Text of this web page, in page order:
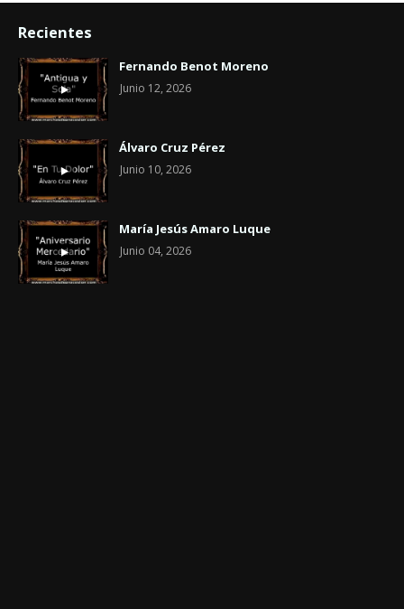
Recientes
Fernando Benot Moreno
Junio 12, 2026
Álvaro Cruz Pérez
Junio 10, 2026
María Jesús Amaro Luque
Junio 04, 2026